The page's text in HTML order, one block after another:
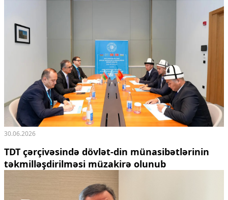
30.06.2026
TDT çərçivəsində dövlət-din münasibətlərinin
təkmilləşdirilməsi müzakirə olunub